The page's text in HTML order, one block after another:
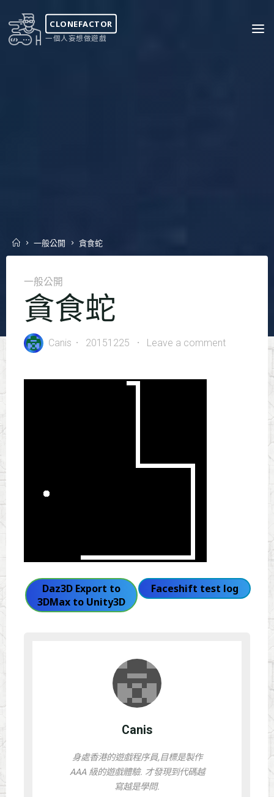
content
CLONEFACTOR
一個人妄想做遊戲
Home一般公開 貪食蛇
一般公開
貪食蛇
Canis 20151225 Leave a comment
Daz3D Export to
3DMax to Unity3D
Faceshift test log
Canis
身處香港的遊戲程序員,目標是製作
AAA 級的遊戲體驗. 才發現到代碼越
寫越是學問.